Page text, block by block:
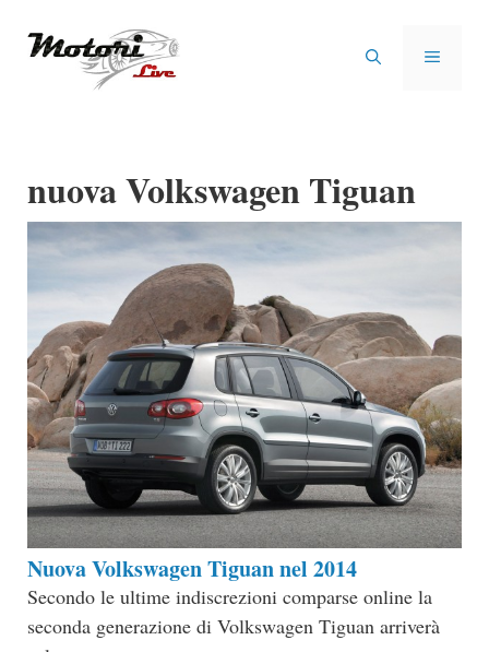
MENU
nuova Volkswagen Tiguan
Nuova Volkswagen Tiguan nel 2014
Secondo le ultime indiscrezioni comparse online la
seconda generazione di Volkswagen Tiguan arriverà